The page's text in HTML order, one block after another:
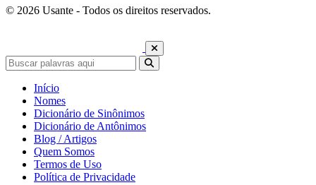
© 2026 Usante - Todos os direitos reservados.
Início
Nomes
Dicionário de Sinônimos
Dicionário de Antônimos
Blog / Artigos
Quem Somos
Termos de Uso
Política de Privacidade